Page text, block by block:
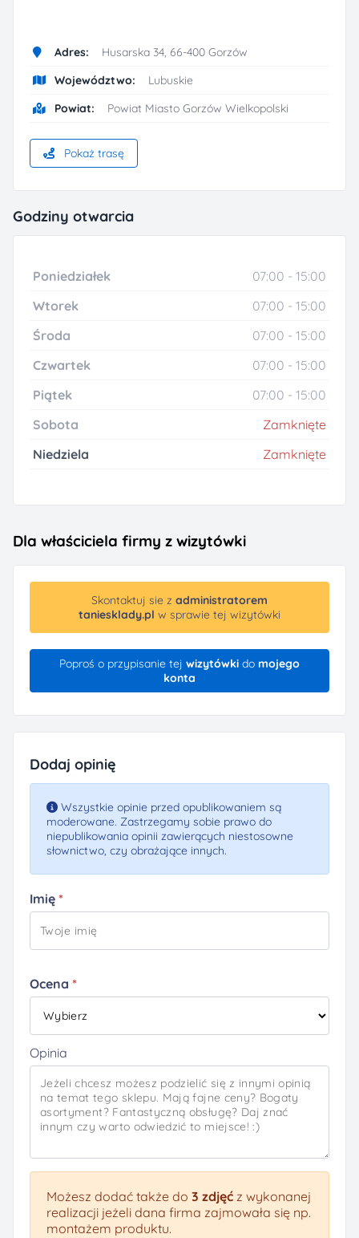
Adres:
Husarska 34, 66-400 Gorzów
Województwo:
Lubuskie
Powiat:
Powiat Miasto Gorzów Wielkopolski
Pokaż trasę
Godziny otwarcia
Poniedziałek
07:00 - 15:00
Wtorek
07:00 - 15:00
Środa
07:00 - 15:00
Czwartek
07:00 - 15:00
Piątek
07:00 - 15:00
Sobota
Zamknięte
Niedziela
Zamknięte
Dla właściciela firmy z wizytówki
Skontaktuj sie z administratorem
taniesklady.pl w sprawie tej wizytówki
Poproś o przypisanie tej wizytówkido mojego
konta
Dodaj opinię
Wszystkie opinie przed opublikowaniem są
moderowane. Zastrzegamy sobie prawo do
niepublikowania opinii zawierących niestosowne
słownictwo, czy obrażające innych.
Imię
Ocena
Opinia
Możesz dodać także do 3 zdjęć z wykonanej
realizacji jeżeli dana firma zajmowała się np.
montażem produktu.